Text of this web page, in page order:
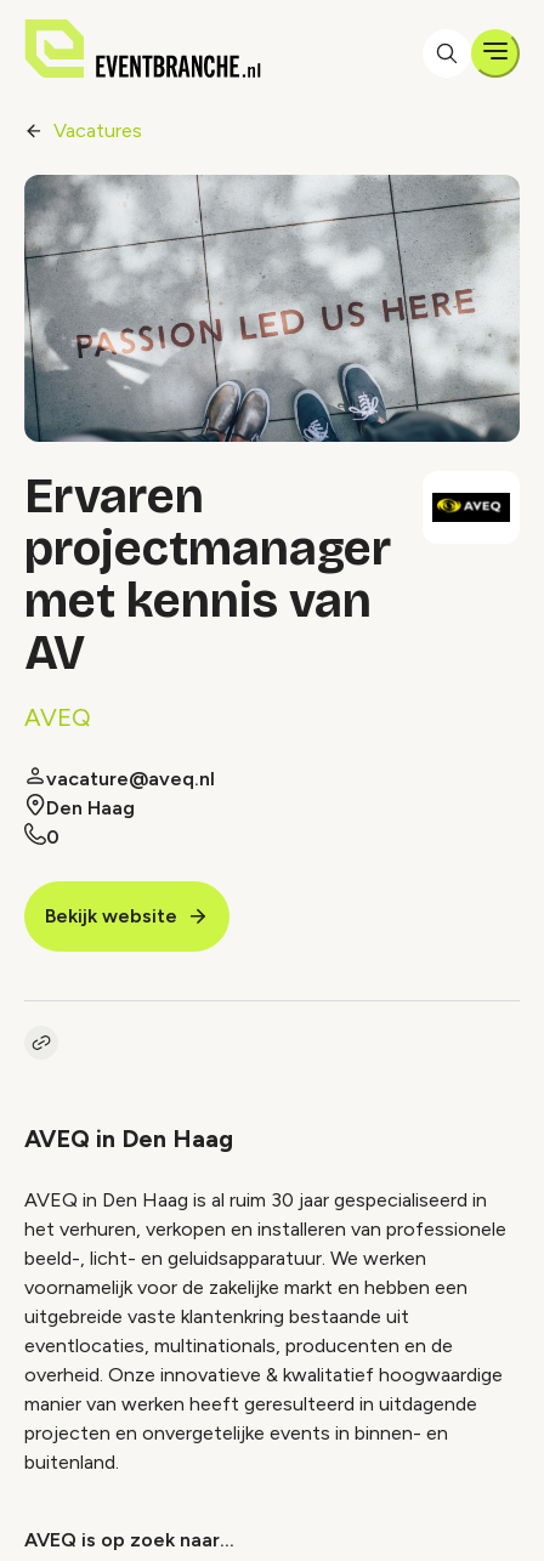
Vacatures
Ervaren
projectmanager
met kennis van
AV
AVEQ
vacature@aveq.nl
Den Haag
0
Bekijk website
Kopieer link naar vacature
AVEQ in Den Haag
AVEQ in Den Haag is al ruim 30 jaar gespecialiseerd in
het verhuren, verkopen en installeren van professionele
beeld-, licht- en geluidsapparatuur. We werken
voornamelijk voor de zakelijke markt en hebben een
uitgebreide vaste klantenkring bestaande uit
eventlocaties, multinationals, producenten en de
overheid. Onze innovatieve & kwalitatief hoogwaardige
manier van werken heeft geresulteerd in uitdagende
projecten en onvergetelijke events in binnen- en
buitenland.
AVEQ is op zoek naar…